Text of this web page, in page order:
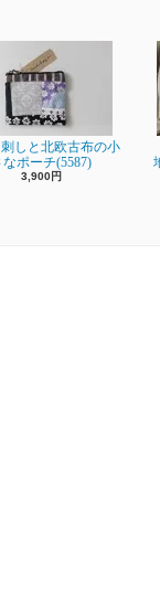
しと北欧古布の小
なポーチ(5587)
3,900円